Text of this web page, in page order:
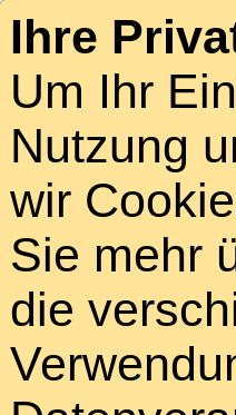
Ihre
Um Ihr
Nutzung
wir
Sie mehr
die